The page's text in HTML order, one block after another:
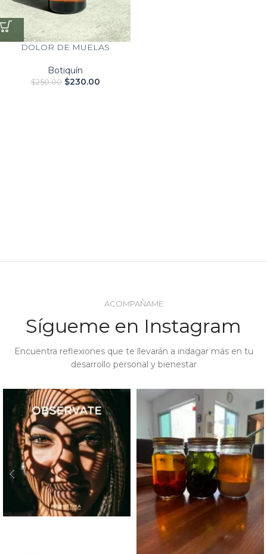
DOLOR DE MUELAS
Botiquín
$250.00 $230.00
ACOMPAÑAME
Sígueme en Instagram
Encuentra reflexiones que te llevarán a indagar más en tu
desarrollo personal y bienestar